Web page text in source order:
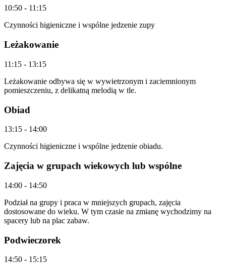
10:50 - 11:15
Czynności higieniczne i wspólne jedzenie zupy
Leżakowanie
11:15 - 13:15
Leżakowanie odbywa się w wywietrzonym i zaciemnionym
pomieszczeniu, z delikatną melodią w tle.
Obiad
13:15 - 14:00
Czynności higieniczne i wspólne jedzenie obiadu.
Zajęcia w grupach wiekowych lub wspólne
14:00 - 14:50
Podział na grupy i praca w mniejszych grupach, zajęcia
dostosowane do wieku. W tym czasie na zmianę wychodzimy na
spacery lub na plac zabaw.
Podwieczorek
14:50 - 15:15